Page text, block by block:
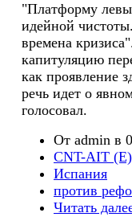
"Платформу
идейной
времена
капитуляцию
как проявление
речь идет о
голосовал.
От admin в
CNT-AIT (E)
Испания
против
Читать